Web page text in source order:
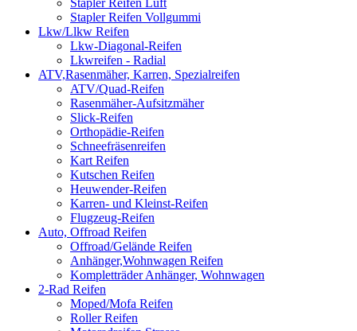
Stapler Reifen Luft
Stapler Reifen Vollgummi
Lkw/Llkw Reifen
Lkw-Diagonal-Reifen
Lkwreifen - Radial
ATV,Rasenmäher, Karren, Spezialreifen
ATV/Quad-Reifen
Rasenmäher-Aufsitzmäher
Slick-Reifen
Orthopädie-Reifen
Schneefräsenreifen
Kart Reifen
Kutschen Reifen
Heuwender-Reifen
Karren- und Kleinst-Reifen
Flugzeug-Reifen
Auto, Offroad Reifen
Offroad/Gelände Reifen
Anhänger,Wohnwagen Reifen
Kompletträder Anhänger, Wohnwagen
2-Rad Reifen
Moped/Mofa Reifen
Roller Reifen